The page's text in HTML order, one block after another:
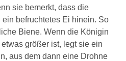
sie bemerkt, dass die
befruchtetes Ei hinein. So
Biene. Wenn die Königin
größer ist, legt sie ein
aus dem dann eine Drohne